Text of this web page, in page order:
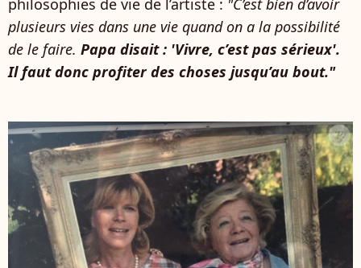
philosophies de vie de l’artiste : "C’est bien d’avoir
plusieurs vies dans une vie quand on a la possibilité
de le faire. Papa disait : 'Vivre, c’est pas sérieux'.
Il faut donc profiter des choses jusqu’au bout."